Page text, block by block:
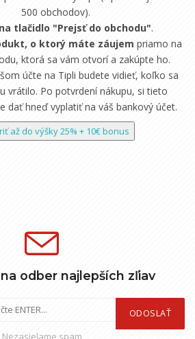
500 obchodov).
tlačidlo "Prejsť do obchodu".
o ktorý máte záujem priamo na
ktorá sa vám otvorí a zakúpte ho.
účte na Tipli budete vidieť, koľko sa
vrátilo. Po potvrdení nákupu, si tieto
dať hneď vyplatiť na váš bankový účet.
až do výšky 25% + 10€ bonus
odber najlepších zľiav
ODOSLAŤ
Nezasielame spam